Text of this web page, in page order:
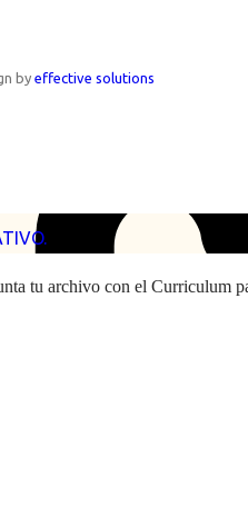
by effective solutions
tu archivo con el Curriculum